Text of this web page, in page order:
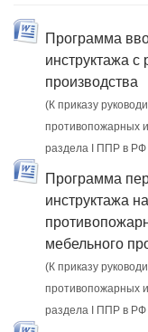
Программа
инструктажа с
производства
(К приказу
противопожарных
раздела I ППР в
Программа
инструктажа
мебельного
(К приказу
противопожарных
раздела I ППР в